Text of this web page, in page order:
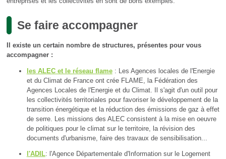
Se faire accompagner
Il existe un certain nombre de structures, présentes pour vous
accompagner :
les ALEC et le réseau flame: Les Agences locales de l'Energie
et du Climat de France ont crée FLAME, la Fédération des
Agences Locales de l'Energie et du Climat. Il s'agit d'un outil pour
les collectivités territoriales pour favoriser le développement de la
transition énergétique et la réduction des émissions de gaz à effet
de serre. Les missions des ALEC consistent à la mise en oeuvre
de politiques pour le climat sur le territoire, la révision des
documents d'urbanisme, faire des travaux de sensibilisation...
l'ADIL: l'Agence Départementale d'Information sur le Logement